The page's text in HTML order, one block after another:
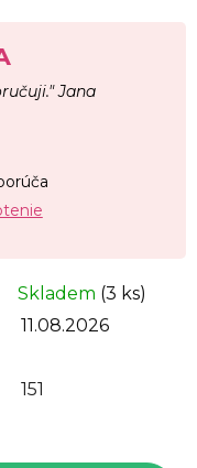
Jana
Skladem (3 ks)
11.08.2026
151